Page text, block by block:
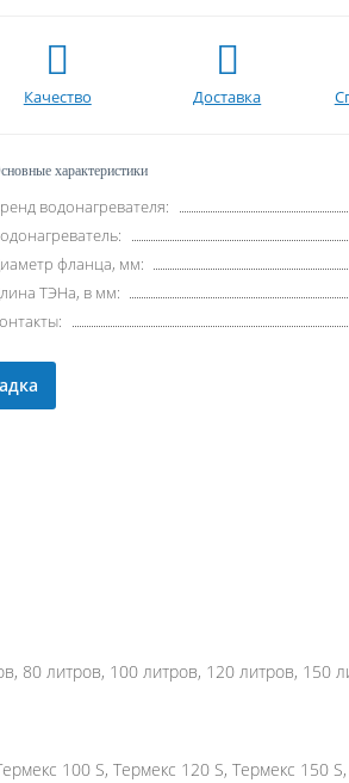
Качество Доставка
характеристики
водонагревателя:
фланца, мм:
ТЭНа, в мм:
80 литров, 100 литров, 120 литров, 150
100 S, Термекс 120 S, Термекс 150 S,